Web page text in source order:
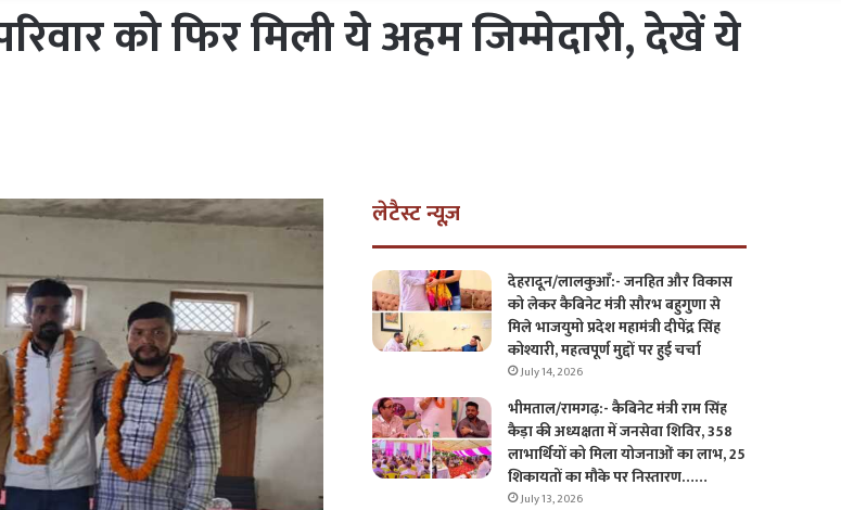
को फिर मिली ये अहम जिम्मेदारी, देखें ये
लेटैस्ट न्यूज़
देहरादून/लालकुआँ:- जनहित और विकास
को लेकर कैबिनेट मंत्री सौरभ बहुगुणा से
मिले भाजयुमो प्रदेश महामंत्री दीपेंद्र सिंह
कोश्यारी, महत्वपूर्ण मुद्दों पर हुई चर्चा
July 14, 2026
भीमताल/रामगढ़:- कैबिनेट मंत्री राम सिंह
कैड़ा की अध्यक्षता में जनसेवा शिविर, 358
लाभार्थियों को मिला योजनाओं का लाभ, 25
शिकायतों का मौके पर निस्तारण……
July 13, 2026